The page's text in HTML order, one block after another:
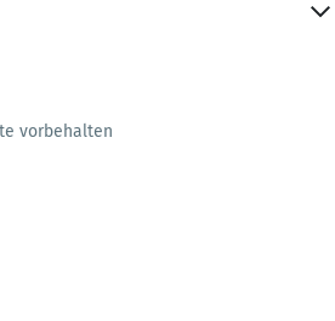
vorbehalten